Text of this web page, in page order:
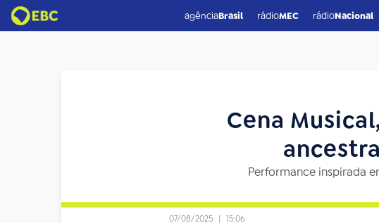
agênciaBrasil rádioMEC rádioNacional
Cena
Performance inspirada
07/08/2025 | 15:06